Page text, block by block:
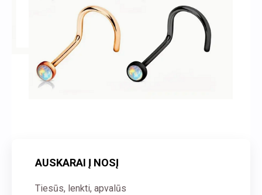
AUSKARAI Į NOSĮ
Tiesūs, lenkti, apvalūs